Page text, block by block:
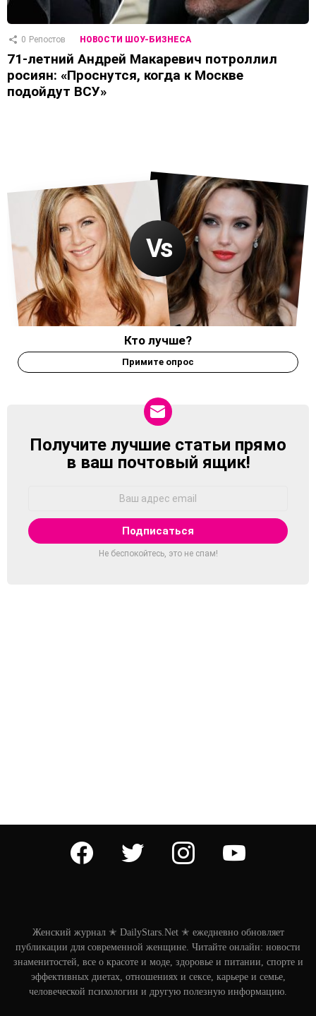
0 Репостов НОВОСТИ ШОУ-БИЗНЕСА
71-летний Андрей Макаревич потроллил
росиян: «Проснутся, когда к Москве
подойдут ВСУ»
Кто лучше?
Примите опрос
NEWSLETTER
Получите лучшие статьи прямо
в ваш почтовый ящик!
Не беспокойтесь, это не спам!
facebook twitter instagram
Женский журнал ✭ DailyStars.Net ✭ ежедневно обновляет
публикации для современной женщине. Читайте онлайн: новости
знаменитостей, все о красоте и моде, здоровье и питании, спорте и
эффективных диетах, отношениях и сексе, карьере и семье,
человеческой психологии и другую полезную информацию.